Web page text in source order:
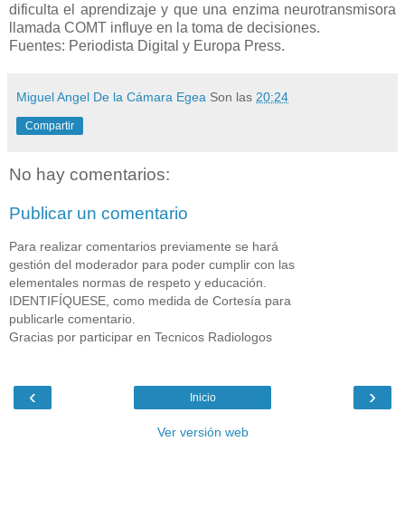
dificulta el aprendizaje y que una enzima neurotransmisora
llamada COMT influye en la toma de decisiones.
Fuentes: Periodista Digital y Europa Press.
Miguel Angel De la Cámara Egea Son las 20:24
Compartir
No hay comentarios:
Publicar un comentario
Para realizar comentarios previamente se hará
gestión del moderador para poder cumplir con las
elementales normas de respeto y educación.
IDENTIFÍQUESE, como medida de Cortesía para
publicarle comentario.
Gracias por participar en Tecnicos Radiologos
‹ ›
Inicio
Ver versión web